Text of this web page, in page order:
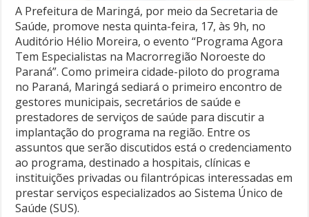
A Prefeitura de Maringá, por meio da Secretaria de
Saúde, promove nesta quinta-feira, 17, às 9h, no
Auditório Hélio Moreira, o evento “Programa Agora
Tem Especialistas na Macrorregião Noroeste do
Paraná”. Como primeira cidade-piloto do programa
no Paraná, Maringá sediará o primeiro encontro de
gestores municipais, secretários de saúde e
prestadores de serviços de saúde para discutir a
implantação do programa na região. Entre os
assuntos que serão discutidos está o credenciamento
ao programa, destinado a hospitais, clínicas e
instituições privadas ou filantrópicas interessadas em
prestar serviços especializados ao Sistema Único de
Saúde (SUS).